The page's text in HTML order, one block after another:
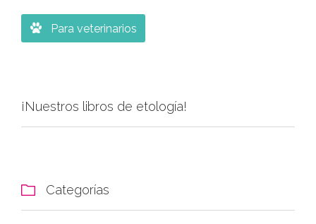
 Para veterinarios
¡Nuestros libros de etología!
 Categorías